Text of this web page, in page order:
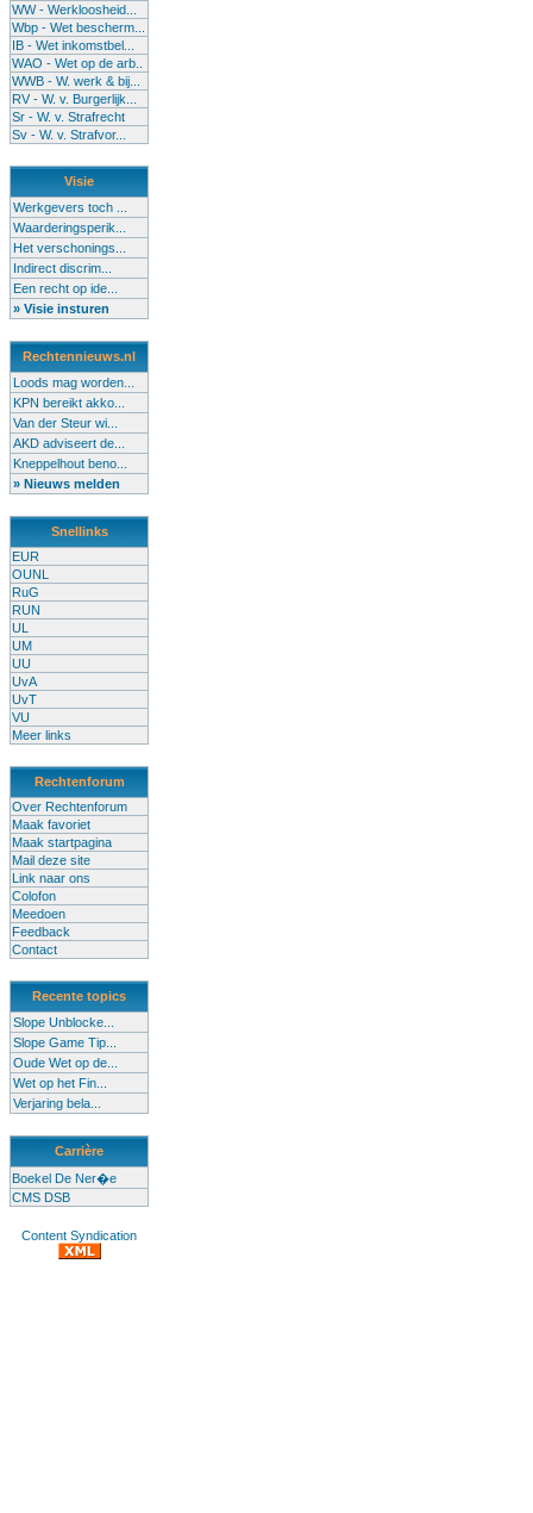
WW - Werkloosheid...
Wbp - Wet bescherm...
IB - Wet inkomstbel...
WAO - Wet op de arb..
WWB - W. werk & bij...
RV - W. v. Burgerlijk...
Sr - W. v. Strafrecht
Sv - W. v. Strafvor...
Visie
Werkgevers toch ...
Waarderingsperik...
Het verschonings...
Indirect discrim...
Een recht op ide...
» Visie insturen
Rechtennieuws.nl
Loods mag worden...
KPN bereikt akko...
Van der Steur wi...
AKD adviseert de...
Kneppelhout beno...
» Nieuws melden
Snellinks
EUR
OUNL
RuG
RUN
UL
UM
UU
UvA
UvT
VU
Meer links
Rechtenforum
Over Rechtenforum
Maak favoriet
Maak startpagina
Mail deze site
Link naar ons
Colofon
Meedoen
Feedback
Contact
Recente topics
Slope Unblocke...
Slope Game Tip...
Oude Wet op de...
Wet op het Fin...
Verjaring bela...
Carrière
Boekel De Ner�e
CMS DSB
Content Syndication